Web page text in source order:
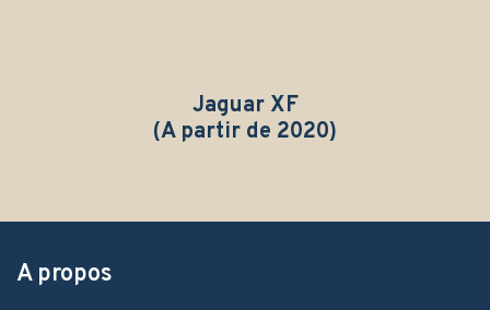
Jaguar XF
(A partir de 2020)
A propos